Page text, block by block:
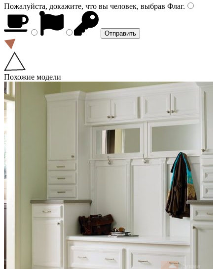
Пожалуйста, докажите, что вы человек, выбрав Флаг.
Похожие модели